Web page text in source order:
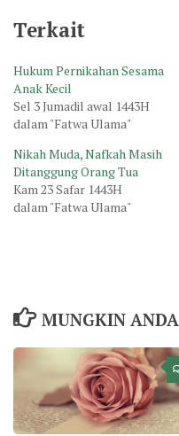
Terkait
Hukum Pernikahan Sesama
Anak Kecil
Sel 3 Jumadil awal 1443H
dalam "Fatwa Ulama"
Nikah Muda, Nafkah Masih
Ditanggung Orang Tua
Kam 23 Safar 1443H
dalam "Fatwa Ulama"
MUNGKIN